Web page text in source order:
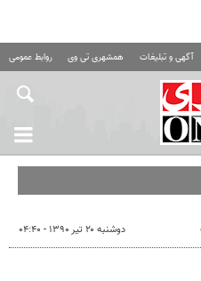
آگهی و تبلیغات همشهری تی وی روابط عمومی
ایران وا
دوشنبه ۲۰ تیر ۱۳۹۰ - ۰۴:۴۰